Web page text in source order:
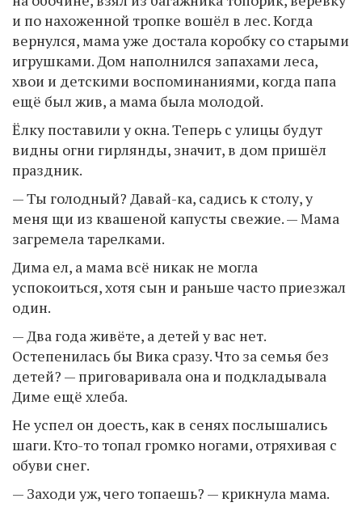
и по нахоженной тропке вошёл в лес. Когда
вернулся, мама уже достала коробку со старыми
игрушками. Дом наполнился запахами леса,
хвои и детскими воспоминаниями, когда папа
ещё был жив, а мама была молодой.
Ёлку поставили у окна. Теперь с улицы будут
видны огни гирлянды, значит, в дом пришёл
праздник.
— Ты голодный? Давай-ка, садись к столу, у
меня щи из квашеной капусты свежие. — Мама
загремела тарелками.
Дима ел, а мама всё никак не могла
успокоиться, хотя сын и раньше часто приезжал
один.
— Два года живёте, а детей у вас нет.
Остепенилась бы Вика сразу. Что за семья без
детей? — приговаривала она и подкладывала
Диме ещё хлеба.
Не успел он доесть, как в сенях послышались
шаги. Кто-то топал громко ногами, отряхивая с
обуви снег.
— Заходи уж, чего топаешь? — крикнула мама.